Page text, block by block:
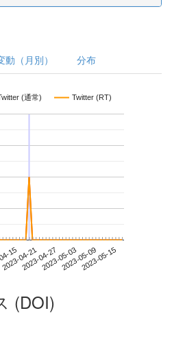
動（月別） 分布
(通常) Twitter (RT)
15
2023-04-212023-04-272023-05-032023-05-092023-05-15
(DOI)